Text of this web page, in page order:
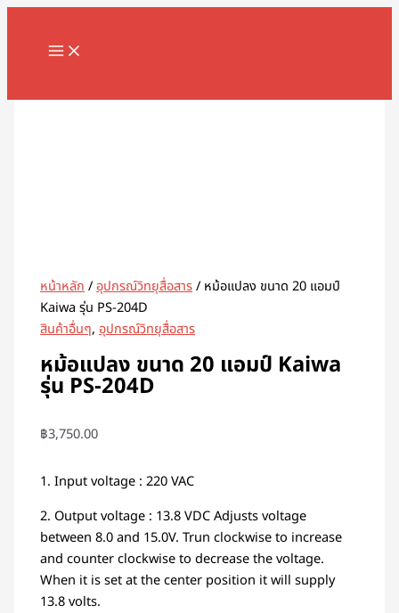
Skip
content
MAIN
หน้าหลัก/อุปกรณ์วิทยุสื่อสาร/ หม้อแปลง ขนาด 20 แอมป์
Kaiwa รุ่น PS-204D
สินค้าอื่นๆ,อุปกรณ์วิทยุสื่อสาร
หม้อแปลง ขนาด 20 แอมป์ Kaiwa
รุ่น PS-204D
฿3,750.00
1. Input voltage : 220 VAC
2. Output voltage : 13.8 VDC Adjusts voltage
between 8.0 and 15.0V. Trun clockwise to increase
and counter clockwise to decrease the voltage.
When it is set at the center position it will supply
13.8 volts.
จำนวน
ขนาด
แอมป์